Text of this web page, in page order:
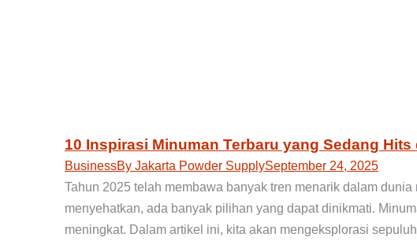
10 Inspirasi Minuman Terbaru yang Sedang Hits
BusinessBy Jakarta Powder SupplySeptember 24, 2025
Tahun 2025 telah membawa banyak tren menarik dalam
menyehatkan, ada banyak pilihan yang dapat dinikmati.
meningkat. Dalam artikel ini, kita akan mengeksplorasi